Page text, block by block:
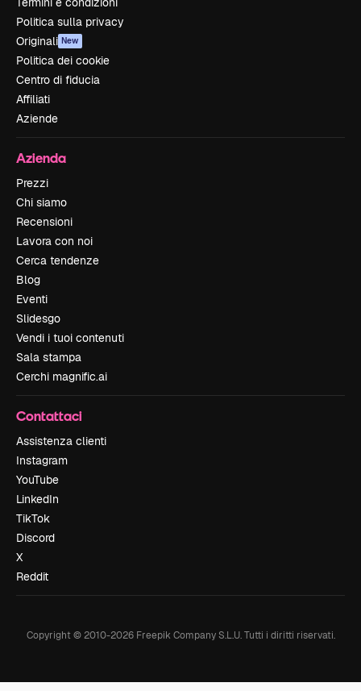
Politica sulla privacy
Originali New
Politica dei cookie
Centro di fiducia
Affiliati
Aziende
Azienda
Prezzi
Chi siamo
Recensioni
Lavora con noi
Cerca tendenze
Blog
Eventi
Slidesgo
Vendi i tuoi contenuti
Sala stampa
Cerchi magnific.ai
Contattaci
Assistenza clienti
Instagram
YouTube
LinkedIn
TikTok
Discord
X
Reddit
Copyright © 2010-2026Freepik Company S.L.U. Tutti i diritti riservati.